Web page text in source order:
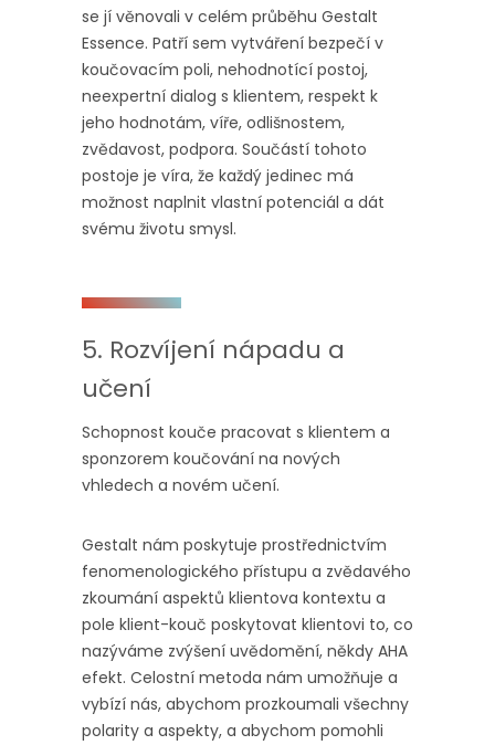
se jí věnovali v celém průběhu Gestalt
Essence. Patří sem vytváření bezpečí v
koučovacím poli, nehodnotící postoj,
neexpertní dialog s klientem, respekt k
jeho hodnotám, víře, odlišnostem,
zvědavost, podpora. Součástí tohoto
postoje je víra, že každý jedinec má
možnost naplnit vlastní potenciál a dát
svému životu smysl.
5. Rozvíjení nápadu a
učení
Schopnost kouče pracovat s klientem a
sponzorem koučování na nových
vhledech a novém učení.
Gestalt nám poskytuje prostřednictvím
fenomenologického přístupu a zvědavého
zkoumání aspektů klientova kontextu a
pole klient-kouč poskytovat klientovi to, co
nazýváme zvýšení uvědomění, někdy AHA
efekt. Celostní metoda nám umožňuje a
vybízí nás, abychom prozkoumali všechny
polarity a aspekty, a abychom pomohli